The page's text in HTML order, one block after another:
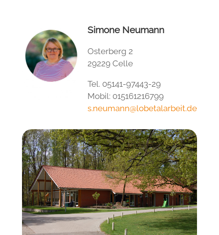
Simone Neumann
Osterberg 2
29229 Celle
Tel. 05141-97443-29
Mobil: 015161216799
s.neumann@lobetalarbeit.de